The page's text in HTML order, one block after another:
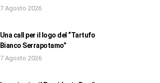
7 Agosto 2026
Una call per il logo del “Tartufo
Bianco Serrapotamo”
7 Agosto 2026